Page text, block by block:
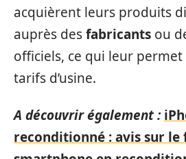
acquièrent leurs produits
auprès desfabricants ou
officiels, ce qui leur
tarifs d’usine.
A découvrir également :
reconditionné : avis sur le